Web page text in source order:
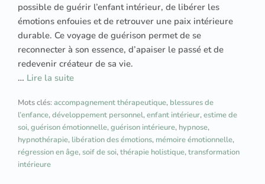
possible de guérir l’enfant intérieur, de libérer les
émotions enfouies et de retrouver une paix intérieure
durable. Ce voyage de guérison permet de se
reconnecter à son essence, d’apaiser le passé et de
redevenir créateur de sa vie.
… Lire la suite
Mots clés:accompagnement thérapeutique, blessures de
l’enfance,développement personnel,enfant intérieur,estime de
soi,guérison émotionnelle,guérison intérieure, hypnose,
hypnothérapie, libération des émotions, mémoire émotionnelle,
régression en âge,soif de soi,thérapie holistique,transformation
intérieure